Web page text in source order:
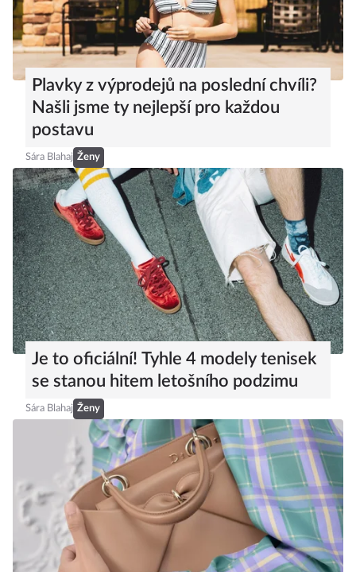
Plavky z výprodejů na poslední chvíli?
Našli jsme ty nejlepší pro každou
postavu
Sára Blahaj Ženy
Je to oficiální! Tyhle 4 modely tenisek
se stanou hitem letošního podzimu
Sára Blahaj Ženy